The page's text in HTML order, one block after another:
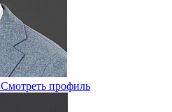
Смотреть профиль